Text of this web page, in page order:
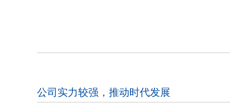
公司实力较强，推动时代发展